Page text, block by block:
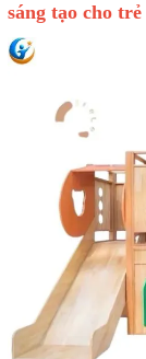
sáng tạo cho